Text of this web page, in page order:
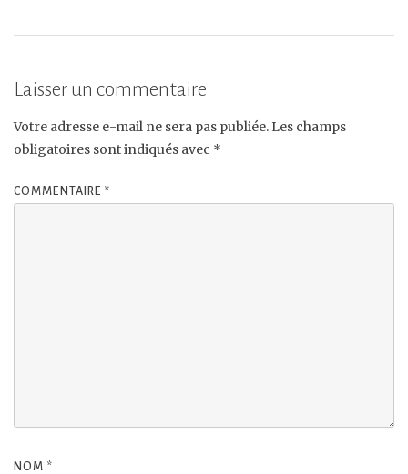
Laisser un commentaire
Votre adresse e-mail ne sera pas publiée. Les champs
obligatoires sont indiqués avec *
COMMENTAIRE *
NOM *